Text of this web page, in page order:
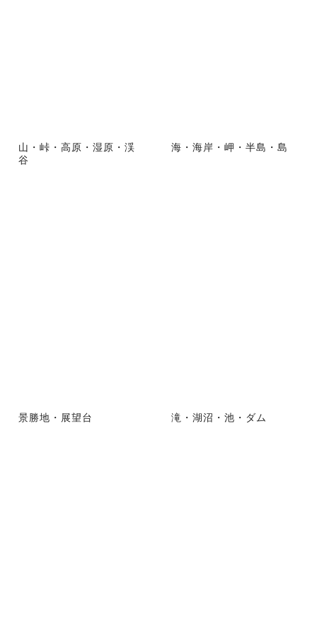
山・峠・高原・湿原・渓
谷
海・海岸・岬・半島・島
景勝地・展望台 滝・湖沼・池・ダム